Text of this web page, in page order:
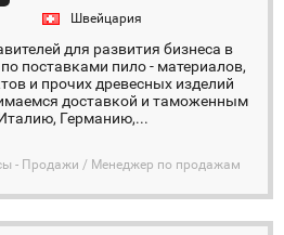
Швейцария
для развития бизнеса в
поставками пило - материалов,
и прочих древесных изделий
доставкой и таможенным
Германию,...
- Продажи / Менеджер по продажам